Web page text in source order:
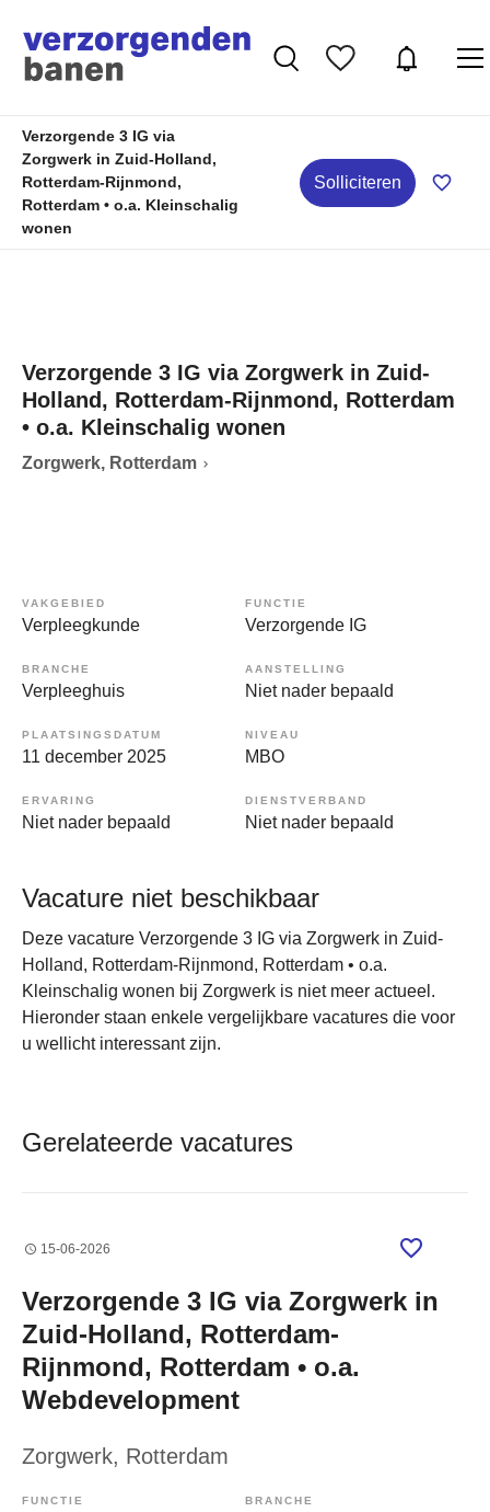
Verzorgende 3 IG via
Zorgwerk in Zuid-Holland,
Rotterdam-Rijnmond,
Rotterdam • o.a. Kleinschalig
wonen
Solliciteren
Verzorgende 3 IG via Zorgwerk in Zuid-
Holland, Rotterdam-Rijnmond, Rotterdam
• o.a. Kleinschalig wonen
Zorgwerk, Rotterdam
VAKGEBIED
Verpleegkunde
FUNCTIE
Verzorgende IG
BRANCHE
Verpleeghuis
AANSTELLING
Niet nader bepaald
PLAATSINGSDATUM
11 december 2025
NIVEAU
MBO
ERVARING
Niet nader bepaald
DIENSTVERBAND
Niet nader bepaald
Vacature niet beschikbaar
Deze vacature Verzorgende 3 IG via Zorgwerk in Zuid-
Holland, Rotterdam-Rijnmond, Rotterdam • o.a.
Kleinschalig wonen bij Zorgwerk is niet meer actueel.
Hieronder staan enkele vergelijkbare vacatures die voor
u wellicht interessant zijn.
Gerelateerde vacatures
15-06-2026
Verzorgende 3 IG via Zorgwerk in
Zuid-Holland, Rotterdam-
Rijnmond, Rotterdam • o.a.
Webdevelopment
Zorgwerk, Rotterdam
FUNCTIE BRANCHE